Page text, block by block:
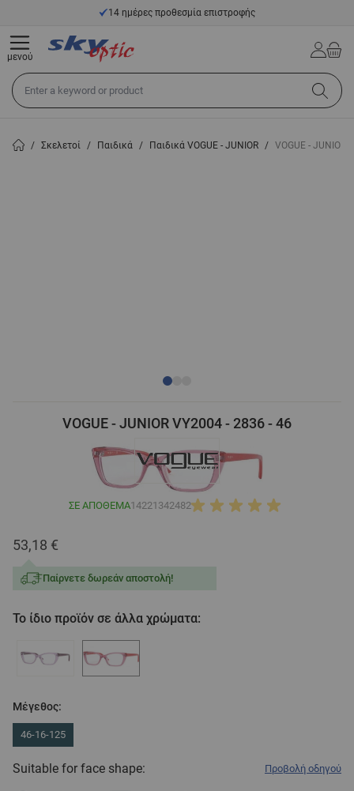
Μετάβαση στο περιεχόμενο14 ημέρες προθεσμία επιστροφής
Αναζήτηση σε όλο το κατάστημα...
μενού
/ Σκελετοί / Παιδικά / Παιδικά VOGUE - JUNIOR / VOGUE - JUNIOR
VOGUE - JUNIOR VY2004 - 2836 - 46
ΣΕ ΑΠΌΘΕΜΑ14221342482
53,18 €
Παίρνετε δωρεάν αποστολή!
Το ίδιο προϊόν σε άλλα χρώματα:
Μέγεθος:
46-16-125
Suitable for face shape: Προβολή οδηγού